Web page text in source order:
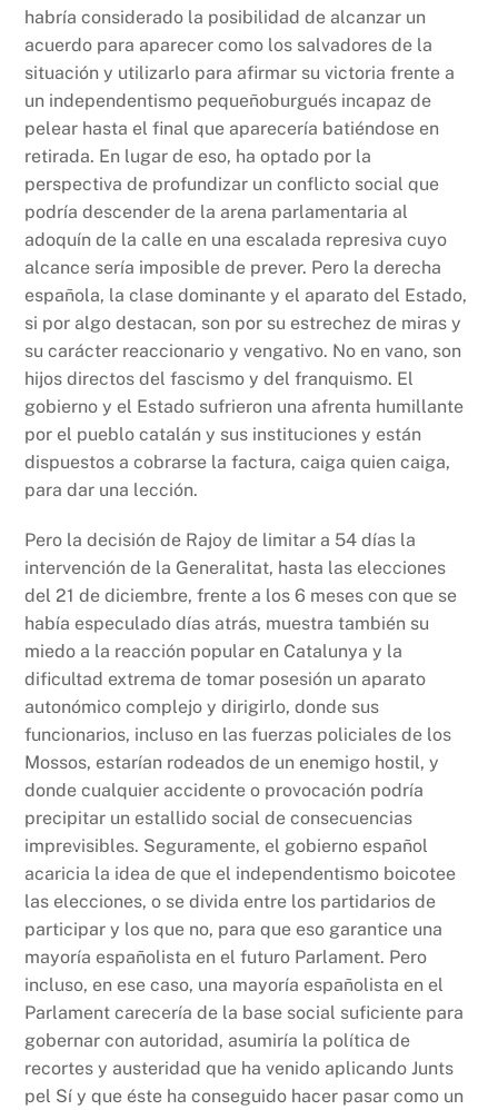
habría considerado la posibilidad de alcanzar un
acuerdo para aparecer como los salvadores de la
situación y utilizarlo para afirmar su victoria frente a
un independentismo pequeñoburgués incapaz de
pelear hasta el final que aparecería batiéndose en
retirada. En lugar de eso, ha optado por la
perspectiva de profundizar un conflicto social que
podría descender de la arena parlamentaria al
adoquín de la calle en una escalada represiva cuyo
alcance sería imposible de prever. Pero la derecha
española, la clase dominante y el aparato del Estado,
si por algo destacan, son por su estrechez de miras y
su carácter reaccionario y vengativo. No en vano, son
hijos directos del fascismo y del franquismo. El
gobierno y el Estado sufrieron una afrenta humillante
por el pueblo catalán y sus instituciones y están
dispuestos a cobrarse la factura, caiga quien caiga,
para dar una lección.
Pero la decisión de Rajoy de limitar a 54 días la
intervención de la Generalitat, hasta las elecciones
del 21 de diciembre, frente a los 6 meses con que se
había especulado días atrás, muestra también su
miedo a la reacción popular en Catalunya y la
dificultad extrema de tomar posesión un aparato
autonómico complejo y dirigirlo, donde sus
funcionarios, incluso en las fuerzas policiales de los
Mossos, estarían rodeados de un enemigo hostil, y
donde cualquier accidente o provocación podría
precipitar un estallido social de consecuencias
imprevisibles. Seguramente, el gobierno español
acaricia la idea de que el independentismo boicotee
las elecciones, o se divida entre los partidarios de
participar y los que no, para que eso garantice una
mayoría españolista en el futuro Parlament. Pero
incluso, en ese caso, una mayoría españolista en el
Parlament carecería de la base social suficiente para
gobernar con autoridad, asumiría la política de
recortes y austeridad que ha venido aplicando Junts
pel Sí y que éste ha conseguido hacer pasar como un